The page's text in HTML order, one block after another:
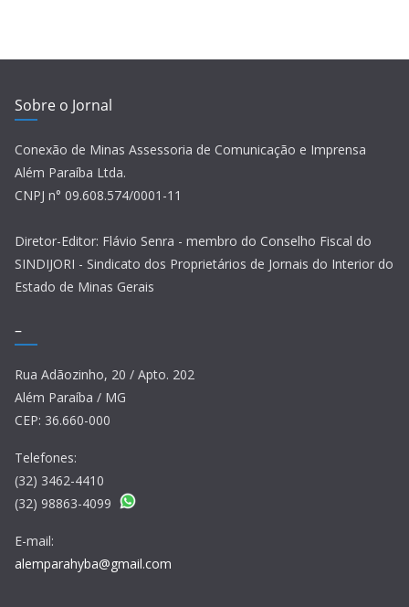
Sobre o Jornal
Conexão de Minas Assessoria de Comunicação e Imprensa
Além Paraíba Ltda.
CNPJ n° 09.608.574/0001-11
Diretor-Editor: Flávio Senra - membro do Conselho Fiscal do
SINDIJORI - Sindicato dos Proprietários de Jornais do Interior do
Estado de Minas Gerais
–
Rua Adãozinho, 20 / Apto. 202
Além Paraíba / MG
CEP: 36.660-000
Telefones:
(32) 3462-4410
(32) 98863-4099
E-mail:
alemparahyba@gmail.com